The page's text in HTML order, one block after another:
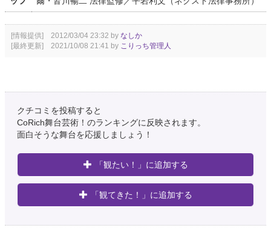
[情報提供] 2012/03/04 23:32 by なしか
[最終更新] 2021/10/08 21:41 by こりっち管理人
クチコミを投稿すると
CoRich舞台芸術！のランキングに反映されます。
面白そうな舞台を応援しましょう！
「観たい！」に追加する
「観てきた！」に追加する